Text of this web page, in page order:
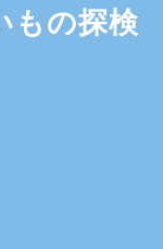
もの探検